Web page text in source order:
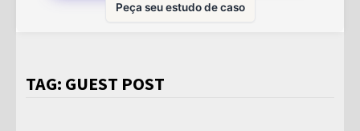
Peça seu estudo de caso
TAG: GUEST POST